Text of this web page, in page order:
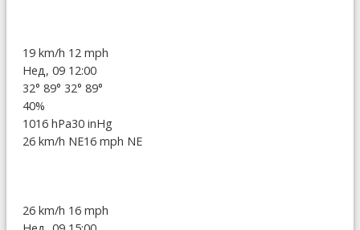
19 km/h 12 mph
Нед, 09 12:00
32° 89° 32° 89°
40%
1016 hPa30 inHg
26 km/h NE16 mph NE
26 km/h 16 mph